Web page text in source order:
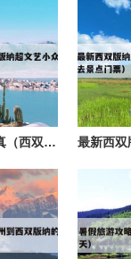
西双版纳旅游攻略清真（西双版纳超文艺小众旅游攻略）